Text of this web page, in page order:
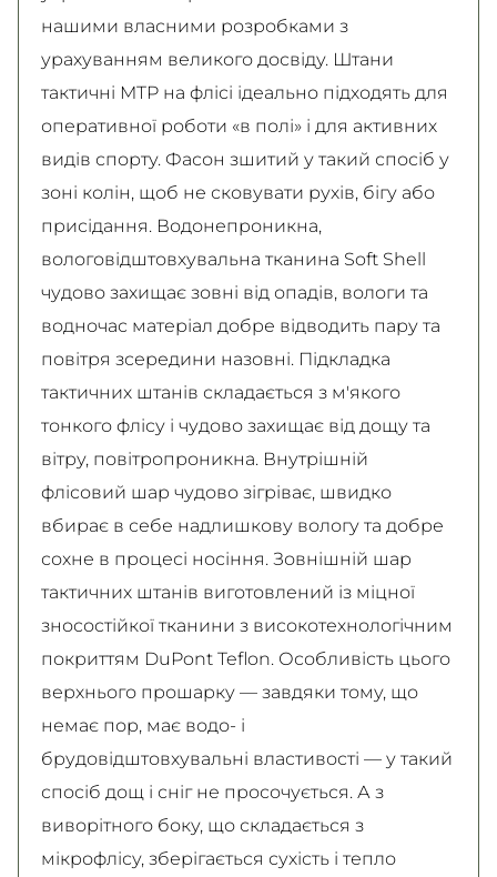
нашими власними розробками з
урахуванням великого досвіду. Штани
тактичні MTP на флісі ідеально підходять для
оперативної роботи «в полі» і для активних
видів спорту. Фасон зшитий у такий спосіб у
зоні колін, щоб не сковувати рухів, бігу або
присідання. Водонепроникна,
вологовідштовхувальна тканина Soft Shell
чудово захищає зовні від опадів, вологи та
водночас матеріал добре відводить пару та
повітря зсередини назовні. Підкладка
тактичних штанів складається з м'якого
тонкого флісу і чудово захищає від дощу та
вітру, повітропроникна. Внутрішній
флісовий шар чудово зігріває, швидко
вбирає в себе надлишкову вологу та добре
сохне в процесі носіння. Зовнішній шар
тактичних штанів виготовлений із міцної
зносостійкої тканини з високотехнологічним
покриттям DuPont Teflon. Особливість цього
верхнього прошарку — завдяки тому, що
немає пор, має водо- і
брудовідштовхувальні властивості — у такий
спосіб дощ і сніг не просочується. А з
виворітного боку, що складається з
мікрофлісу, зберігається сухість і тепло